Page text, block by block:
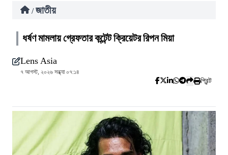
/ জাতীয়
ধর্ষণ মামলায় গ্রেফতার কন্টেন্ট ক্রিয়েটর রিপন মিয়া
Lens Asia
৭ আগস্ট, ২০২৬ সন্ধ্যা ০৭:১৪
প্রিন্ট